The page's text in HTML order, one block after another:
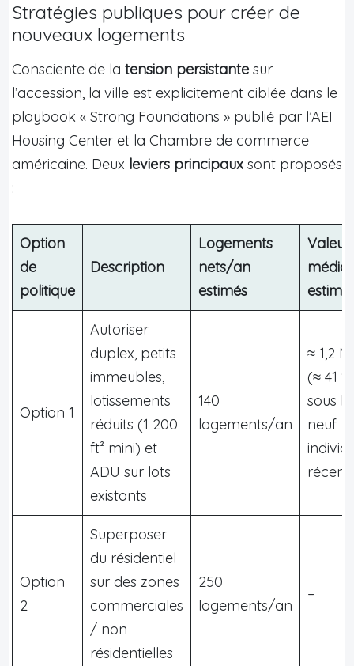
Stratégies publiques pour créer de
nouveaux logements
Consciente de la tension persistante sur
l’accession, la ville est explicitement ciblée dans le
playbook « Strong Foundations » publié par l’AEI
Housing Center et la Chambre de commerce
américaine. Deux leviers principaux sont proposés
:
Option
de
politique
Description
Logements
nets/an
estimés
Valeur
Option 1
Autoriser
duplex, petits
immeubles,
lotissements
réduits (1 200
ft² mini) et
ADU sur lots
existants
140
logements/an
≈ 1,2
(≈ 41 %
sous le
neuf
Option
2
Superposer
du résidentiel
sur des zones
commerciales
/ non
résidentielles
250
logements/an
–